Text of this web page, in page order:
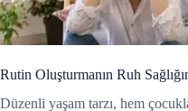
Rutin Oluşturmanın Ruh
Düzenli yaşam tarzı, hem